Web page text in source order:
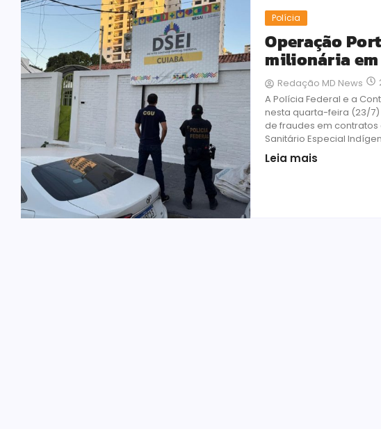
Polícia
Operação
milionária em
Redação MD News
A Polícia Federal e a
nesta quarta-feira (23/
de fraudes em
Sanitário Especial
Leia mais